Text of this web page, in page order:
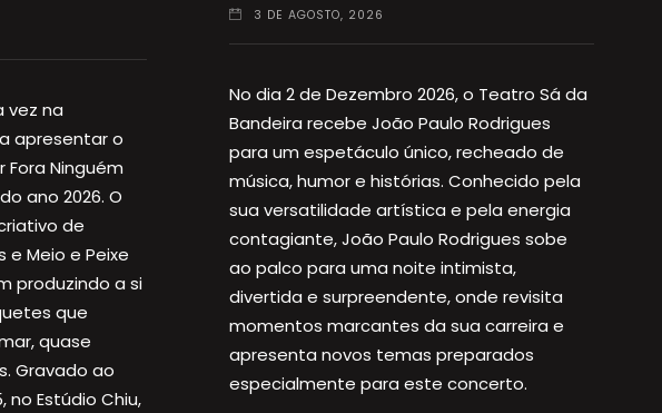
3 DE AGOSTO, 2026
No dia 2 de Dezembro 2026, o Teatro Sá da
Bandeira recebe João Paulo Rodrigues
para um espetáculo único, recheado de
música, humor e histórias. Conhecido pela
sua versatilidade artística e pela energia
contagiante, João Paulo Rodrigues sobe
ao palco para uma noite intimista,
divertida e surpreendente, onde revisita
momentos marcantes da sua carreira e
apresenta novos temas preparados
especialmente para este concerto.
vez na
apresentar o
Fora Ninguém
ano 2026. O
de
e Meio e Peixe
produzindo a si
que
quase
Gravado ao
no Estúdio Chiu,